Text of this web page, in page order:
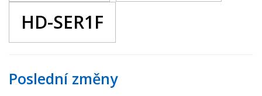
HD-SER1F
Poslední změny